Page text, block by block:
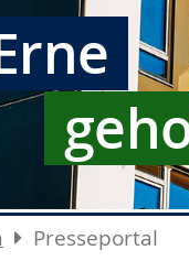
Presseportal